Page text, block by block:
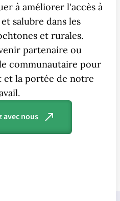
à améliorer l'accès à
salubre dans les
et rurales.
partenaire ou
communautaire pour
et la portée de notre
avec nous